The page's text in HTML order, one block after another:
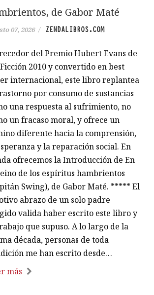
de Gabor Maté
07, 2026 / ZENDALIBROS.COM
del Premio Hubert Evans de
2010 y convertido en best
internacional, este libro replantea
por consumo de sustancias
una respuesta al sufrimiento, no
un fracaso moral, y ofrece un
diferente hacia la comprensión,
y la reparación social. En
ofrecemos la Introducción de En
de los espíritus hambrientos
Swing), de Gabor Maté. ***** El
abrazo de un solo padre
valida haber escrito este libro y
que supuso. A lo largo de la
década, personas de toda
me han escrito desde…
más